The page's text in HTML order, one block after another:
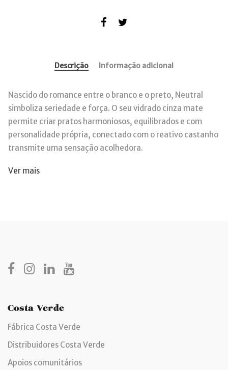
Descrição Informação adicional
Nascido do romance entre o branco e o preto, Neutral
simboliza seriedade e força. O seu vidrado cinza mate
permite criar pratos harmoniosos, equilibrados e com
personalidade própria, conectado com o reativo castanho
transmite uma sensação acolhedora.
Ver mais
Costa Verde
Fábrica Costa Verde
Distribuidores Costa Verde
Apoios comunitários